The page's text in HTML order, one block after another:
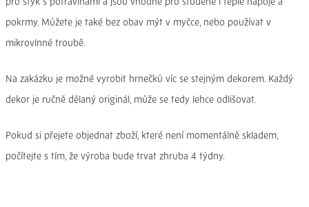
pro styk s potravinami a jsou vhodné pro studené i teplé nápoje a
pokrmy. Můžete je také bez obav mýt v myčce, nebo používat v
mikrovlnné troubě.
Na zakázku je možné vyrobit hrnečků víc se stejným dekorem. Každý
dekor je ručně dělaný originál, může se tedy lehce odlišovat.
Pokud si přejete objednat zboží, které není momentálně skladem,
počítejte s tím, že výroba bude trvat zhruba 4 týdny.